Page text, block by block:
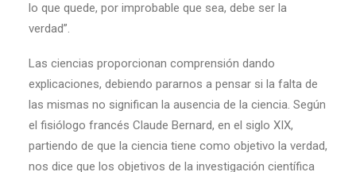
lo que quede, por improbable que sea, debe ser la
verdad”.
Las ciencias proporcionan comprensión dando
explicaciones, debiendo pararnos a pensar si la falta de
las mismas no significan la ausencia de la ciencia. Según
el fisiólogo francés Claude Bernard, en el siglo XIX,
partiendo de que la ciencia tiene como objetivo la verdad,
nos dice que los objetivos de la investigación científica